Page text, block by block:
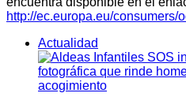
http://ec.europa.eu/consumers/
Actualidad